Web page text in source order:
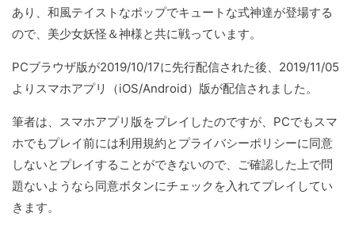
あり、和風テイストなポップでキュートな式神達が登場する
ので、美少女妖怪＆神様と共に戦っています。
PCブラウザ版が2019/10/17に先行配信された後、2019/11/05
よりスマホアプリ（iOS/Android）版が配信されました。
筆者は、スマホアプリ版をプレイしたのですが、PCでもスマ
ホでもプレイ前には利用規約とプライバシーポリシーに同意
しないとプレイすることができないので、ご確認した上で問
題ないようなら同意ボタンにチェックを入れてプレイしてい
きます。